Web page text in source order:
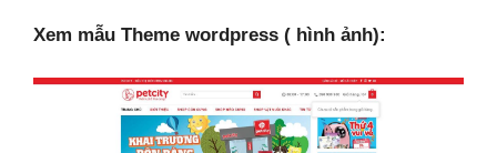
Xem mẫu Theme wordpress ( hình ảnh):